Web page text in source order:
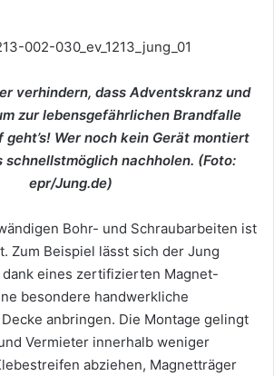
verhindern, dass Adventskranz und
zur lebensgefährlichen Brandfalle
geht’s! Wer noch kein Gerät montiert
schnellstmöglich nachholen. (Foto:
epr/Jung.de)
Bohr- und Schraubarbeiten ist
Zum Beispiel lässt sich der Jung
dank eines zertifizierten Magnet-
besondere handwerkliche
anbringen. Die Montage gelingt
Vermieter innerhalb weniger
abziehen, Magnetträger